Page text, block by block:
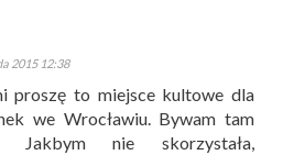
2015 12:38
proszę to miejsce kultowe dla
we Wrocławiu. Bywam tam
Jakbym nie skorzystała,